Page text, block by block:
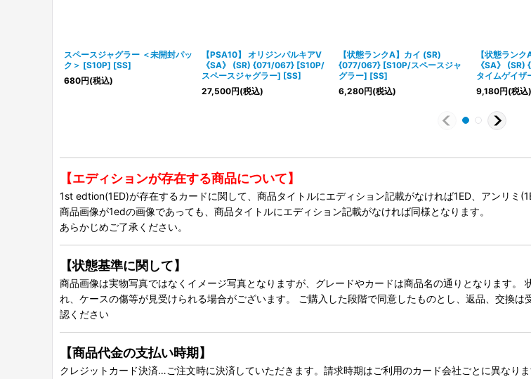
スペースジャグラー ＜未開封パッ
ク＞ [S10P] [SS]
680円(税込)
【PSA10】 オリジンパルキアV
《SA》 (SR) {071/067} [S10P/
スペースジャグラー] [SS]
27,500円(税込)
【状態ランクA】カイ (SR)
{077/067} [S10P/スペースジャ
グラー] [SS]
6,280円(税込)
【状態ラン
《SA》
タイムゲイザ
9,180円(税込)
【エディションが存在する商品について】
1st edtion(1ED)が存在するカードに関して、商品タイトルにエディション記載がなければ1ED、アンリミ
商品画像が1edの画像であっても、商品タイトルにエディション記載がなければ同様となります。
あらかじめご了承ください。
【状態基準に関して】
商品画像は実物写真ではなくイメージ写真となりますが、グレードやカードは商品名の通りとなります。
れ、ケースの傷等が見受けられる場合がございます。 ご購入した段階で同意したものとし、返品、交換は
認ください
【商品代金の支払い時期】
クレジットカード決済…ご注文時に決済していただきます。請求時期はご利用のカード会社ごとに異なりま